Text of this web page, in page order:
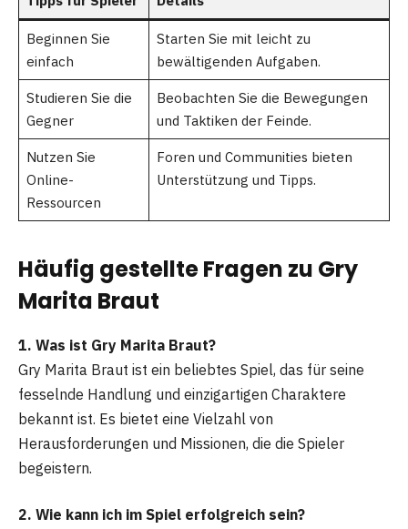
Beginnen Sie
einfach
Starten Sie mit leicht zu
bewältigenden Aufgaben.
Studieren Sie die
Gegner
Beobachten Sie die Bewegungen
und Taktiken der Feinde.
Nutzen Sie
Online-
Ressourcen
Foren und Communities bieten
Unterstützung und Tipps.
Häufig gestellte Fragen zu Gry
Marita Braut
1. Was ist Gry Marita Braut?
Gry Marita Braut ist ein beliebtes Spiel, das für seine
fesselnde Handlung und einzigartigen Charaktere
bekannt ist. Es bietet eine Vielzahl von
Herausforderungen und Missionen, die die Spieler
begeistern.
2. Wie kann ich im Spiel erfolgreich sein?